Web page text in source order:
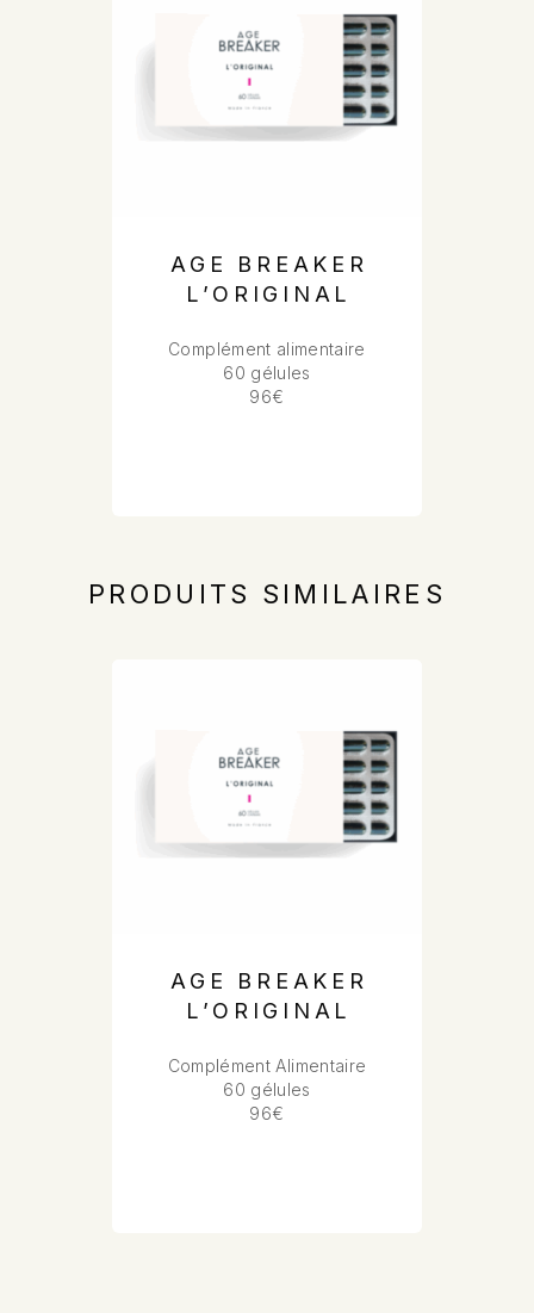
AGE BREAKER
L’ORIGINAL
Complément alimentaire
60 gélules
96€
PRODUITS SIMILAIRES
AGE BREAKER
L’ORIGINAL
Complément Alimentaire
60 gélules
96€